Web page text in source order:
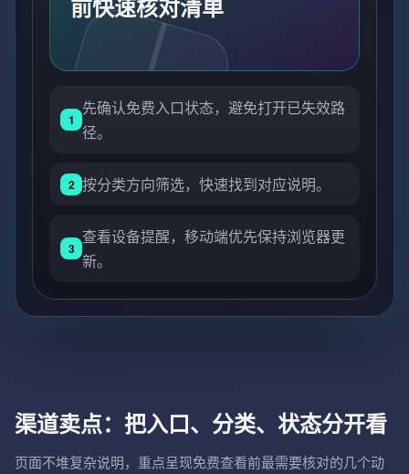
前快速核对清单
1
先确认免费入口状态，避免打开已失效路
径。
2 按分类方向筛选，快速找到对应说明。
3
查看设备提醒，移动端优先保持浏览器更
新。
渠道卖点：把入口、分类、状态分开看
页面不堆复杂说明，重点呈现免费查看前最需要核对的几个动